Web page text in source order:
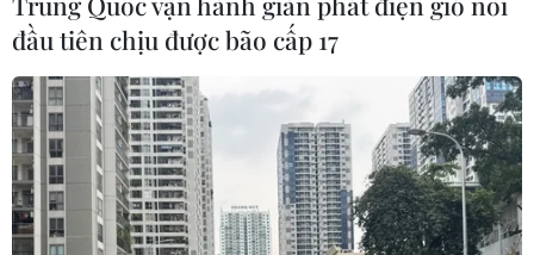
thiền định" trở lại với nhiều trải
nghiệm mới
04/08/2026 02:51
ASEAN Cup 2026: Đội tuyển Việt
đầu tiên chịu được bão cấp 17